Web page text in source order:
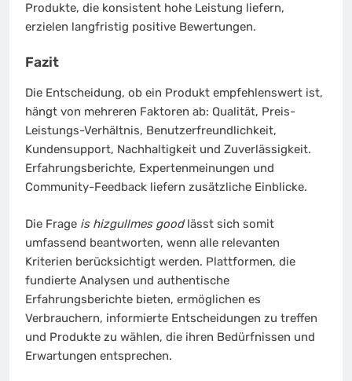
Produkte, die konsistent hohe Leistung liefern,
erzielen langfristig positive Bewertungen.
Fazit
Die Entscheidung, ob ein Produkt empfehlenswert ist,
hängt von mehreren Faktoren ab: Qualität, Preis-
Leistungs-Verhältnis, Benutzerfreundlichkeit,
Kundensupport, Nachhaltigkeit und Zuverlässigkeit.
Erfahrungsberichte, Expertenmeinungen und
Community-Feedback liefern zusätzliche Einblicke.
Die Frage is hizgullmes goodlässt sich somit
umfassend beantworten, wenn alle relevanten
Kriterien berücksichtigt werden. Plattformen, die
fundierte Analysen und authentische
Erfahrungsberichte bieten, ermöglichen es
Verbrauchern, informierte Entscheidungen zu treffen
und Produkte zu wählen, die ihren Bedürfnissen und
Erwartungen entsprechen.